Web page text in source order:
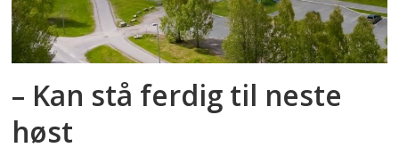
– Kan stå ferdig til neste
høst